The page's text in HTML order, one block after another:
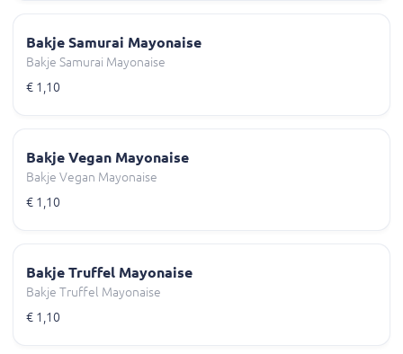
Bakje Samurai Mayonaise
Bakje Samurai Mayonaise
€ 1,10
Bakje Vegan Mayonaise
Bakje Vegan Mayonaise
€ 1,10
Bakje Truffel Mayonaise
Bakje Truffel Mayonaise
€ 1,10